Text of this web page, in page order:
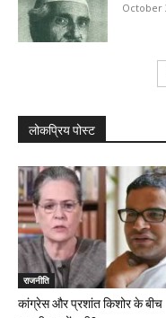
October
लोकप्रिय पोस्ट
राजनीति
कांग्रेस और प्रशांत किशोर के बीच